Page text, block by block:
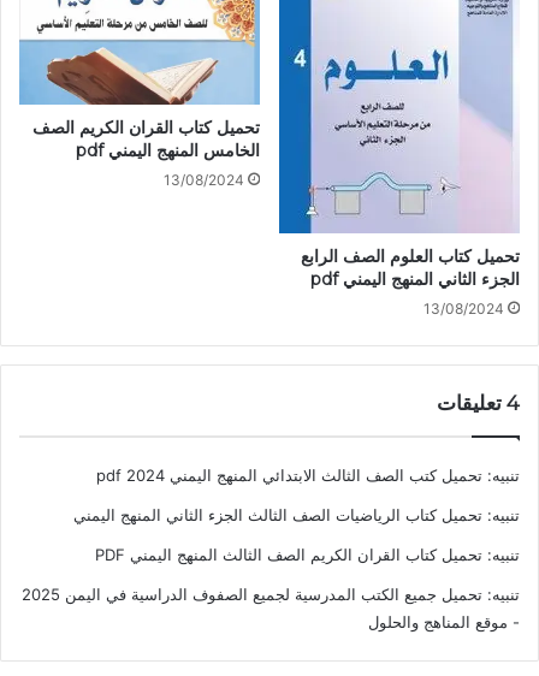
تحميل كتاب العلوم الصف الرابع
الجزء الثاني المنهج اليمني pdf
13/08/2024
تحميل كتاب القران الكريم الصف
الخامس المنهج اليمني pdf
13/08/2024
‫4 تعليقات
تنبيه: تحميل كتب الصف الثالث الابتدائي المنهج اليمني 2024 pdf
تنبيه: تحميل كتاب الرياضيات الصف الثالث الجزء الثاني المنهج اليمني
تنبيه: تحميل كتاب القران الكريم الصف الثالث المنهج اليمني PDF
تنبيه:
تحميل جميع الكتب المدرسية لجميع الصفوف الدراسية في اليمن 2025
- موقع المناهج والحلول